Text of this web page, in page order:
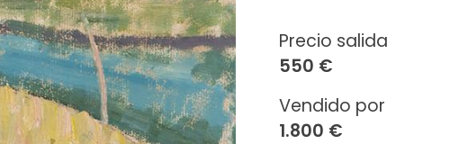
Precio salida
550 €
Vendido por
1.800 €